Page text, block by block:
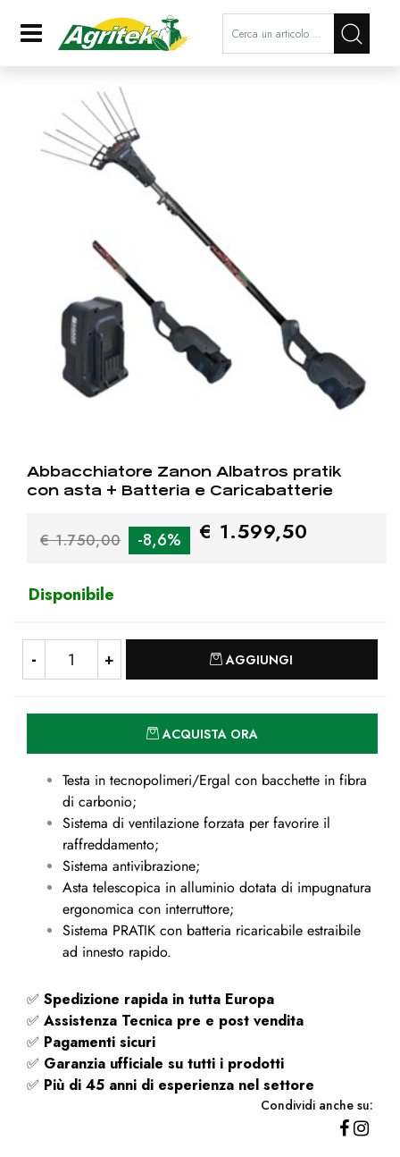
Open La modifica di un filtro
Abbacchiatore Zanon Albatros pratik
con asta + Batteria e Caricabatterie
€ 1.750,00 -8,6% € 1.599,50
Disponibile
AGGIUNGI
ACQUISTA ORA
Testa in tecnopolimeri/Ergal con bacchette in fibra
di carbonio;
Sistema di ventilazione forzata per favorire il
raffreddamento;
Sistema antivibrazione;
Asta telescopica in alluminio dotata di impugnatura
ergonomica con interruttore;
Sistema PRATIK con batteria ricaricabile estraibile
ad innesto rapido.
✅ Spedizione rapida in tutta Europa
✅ Assistenza Tecnica pre e post vendita
✅ Pagamenti sicuri
✅ Garanzia ufficiale su tutti i prodotti
✅ Più di 45 anni di esperienza nel settore
Condividi anche su: